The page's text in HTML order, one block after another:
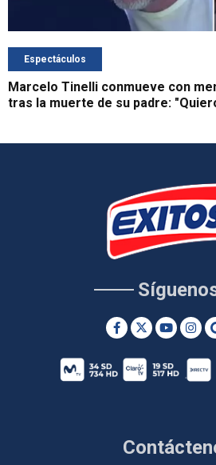
Espectáculos
Marcelo Tinelli conmueve con
tras la muerte de su padre: